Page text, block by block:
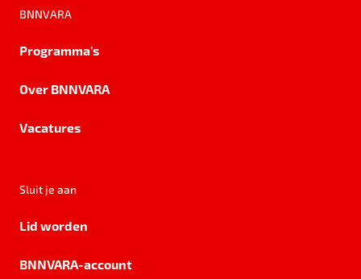
BNNVARA
Programma's
Over BNNVARA
Vacatures
Sluit je aan
Lid worden
BNNVARA-account